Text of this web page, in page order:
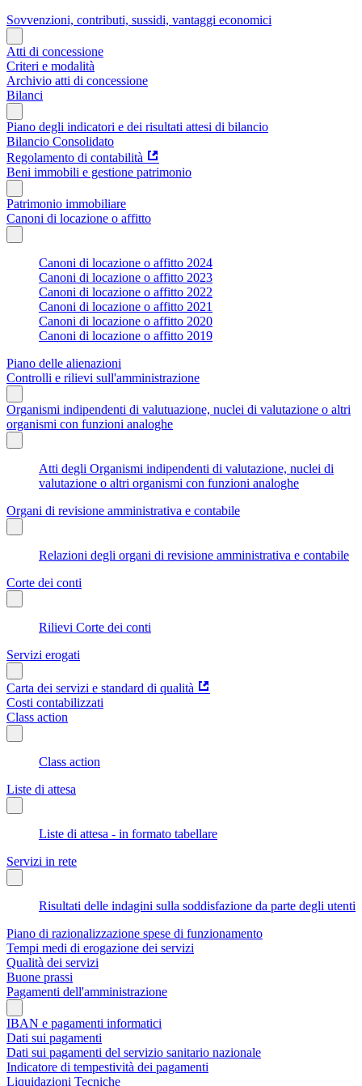
Sovvenzioni, contributi, sussidi, vantaggi economici
Atti di concessione
Criteri e modalità
Archivio atti di concessione
Bilanci
Piano degli indicatori e dei risultati attesi di bilancio
Bilancio Consolidato
Regolamento di contabilità
Beni immobili e gestione patrimonio
Patrimonio immobiliare
Canoni di locazione o affitto
Canoni di locazione o affitto 2024
Canoni di locazione o affitto 2023
Canoni di locazione o affitto 2022
Canoni di locazione o affitto 2021
Canoni di locazione o affitto 2020
Canoni di locazione o affitto 2019
Piano delle alienazioni
Controlli e rilievi sull'amministrazione
Organismi indipendenti di valutuazione, nuclei di valutazione o altri
organismi con funzioni analoghe
Atti degli Organismi indipendenti di valutazione, nuclei di
valutazione o altri organismi con funzioni analoghe
Organi di revisione amministrativa e contabile
Relazioni degli organi di revisione amministrativa e contabile
Corte dei conti
Rilievi Corte dei conti
Servizi erogati
Carta dei servizi e standard di qualità
Costi contabilizzati
Class action
Class action
Liste di attesa
Liste di attesa - in formato tabellare
Servizi in rete
Risultati delle indagini sulla soddisfazione da parte degli utenti
Piano di razionalizzazione spese di funzionamento
Tempi medi di erogazione dei servizi
Qualità dei servizi
Buone prassi
Pagamenti dell'amministrazione
IBAN e pagamenti informatici
Dati sui pagamenti
Dati sui pagamenti del servizio sanitario nazionale
Indicatore di tempestività dei pagamenti
Liquidazioni Tecniche